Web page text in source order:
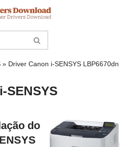
» Driver Canon i-SENSYS LBP6670dn
SENSYS
do